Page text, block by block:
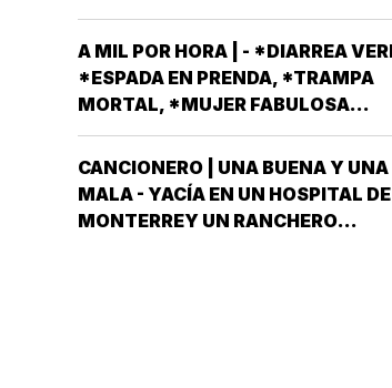
TODOS AQUELLOS PERSONAJES
ASPIRAN A SER CANDIDATOS A
DIPUTADOS LOCALES, EN ALGUNO
LOS 30 DISTRITOS QUE HAY EN
VERACRUZ POR EL PARTIDO
A MIL POR HORA | - *DIARREA
*ESPADA EN PRENDA, *TRAMPA
MORTAL, *MUJER FABULOSA...
CANCIONERO | UNA BUENA Y UNA
MALA - YACÍA EN UN HOSPITAL DE
MONTERREY UN RANCHERO